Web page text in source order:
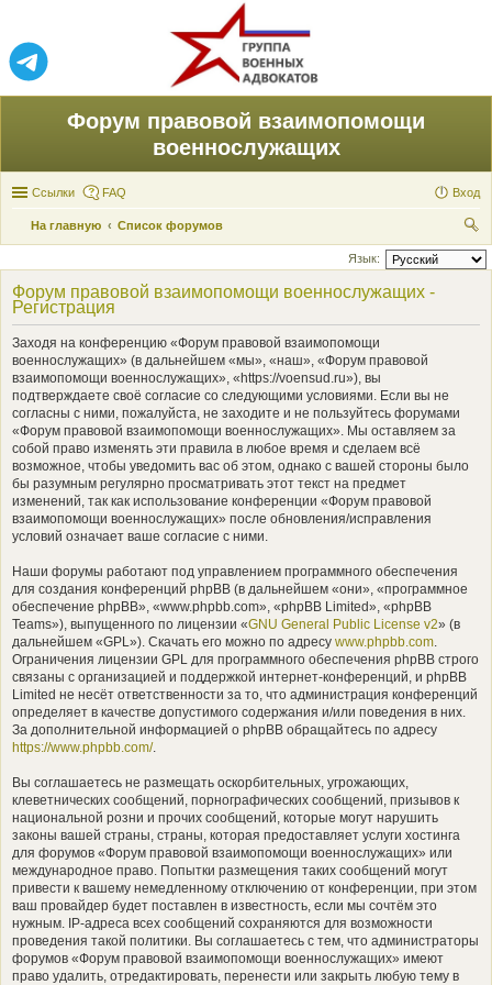
Форум правовой взаимопомощи
военнослужащих
Ссылки FAQ Вход
На главную
Список форумов
ои
Язык:
Форум правовой взаимопомощи военнослужащих -
Регистрация
Заходя на конференцию «Форум правовой взаимопомощи
военнослужащих» (в дальнейшем «мы», «наш», «Форум правовой
взаимопомощи военнослужащих», «https://voensud.ru»), вы
подтверждаете своё согласие со следующими условиями. Если вы не
согласны с ними, пожалуйста, не заходите и не пользуйтесь форумами
«Форум правовой взаимопомощи военнослужащих». Мы оставляем за
собой право изменять эти правила в любое время и сделаем всё
возможное, чтобы уведомить вас об этом, однако с вашей стороны было
бы разумным регулярно просматривать этот текст на предмет
изменений, так как использование конференции «Форум правовой
взаимопомощи военнослужащих» после обновления/исправления
условий означает ваше согласие с ними.
Наши форумы работают под управлением программного обеспечения
для создания конференций phpBB (в дальнейшем «они», «программное
обеспечение phpBB», «www.phpbb.com», «phpBB Limited», «phpBB
Teams»), выпущенного по лицензии «GNU General Public License v2» (в
дальнейшем «GPL»). Скачать его можно по адресу www.phpbb.com.
Ограничения лицензии GPL для программного обеспечения phpBB строго
связаны с организацией и поддержкой интернет-конференций, и phpBB
Limited не несёт ответственности за то, что администрация конференций
определяет в качестве допустимого содержания и/или поведения в них.
За дополнительной информацией о phpBB обращайтесь по адресу
https://www.phpbb.com/.
Вы соглашаетесь не размещать оскорбительных, угрожающих,
клеветнических сообщений, порнографических сообщений, призывов к
национальной розни и прочих сообщений, которые могут нарушить
законы вашей страны, страны, которая предоставляет услуги хостинга
для форумов «Форум правовой взаимопомощи военнослужащих» или
международное право. Попытки размещения таких сообщений могут
привести к вашему немедленному отключению от конференции, при этом
ваш провайдер будет поставлен в известность, если мы сочтём это
нужным. IP-адреса всех сообщений сохраняются для возможности
проведения такой политики. Вы соглашаетесь с тем, что администраторы
форумов «Форум правовой взаимопомощи военнослужащих» имеют
право удалить, отредактировать, перенести или закрыть любую тему в